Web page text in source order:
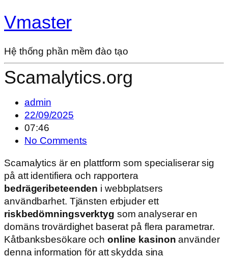
Vmaster
Hệ thống phần mềm đào tạo
Scamalytics.org
admin
22/09/2025
07:46
No Comments
Scamalytics är en plattform som specialiserar sig
på att identifiera och rapportera
bedrägeribeteenden i webbplatsers
användbarhet. Tjänsten erbjuder ett
riskbedömningsverktyg som analyserar en
domäns trovärdighet baserat på flera parametrar.
Kåtbanksbesökare och online kasinon använder
denna information för att skydda sina